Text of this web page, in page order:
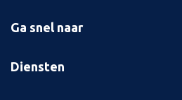
Ga snel naar
Ons verhaal
Diensten